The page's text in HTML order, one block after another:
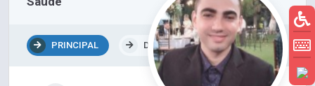
PRINCIPAL DEPARTAMENTOS